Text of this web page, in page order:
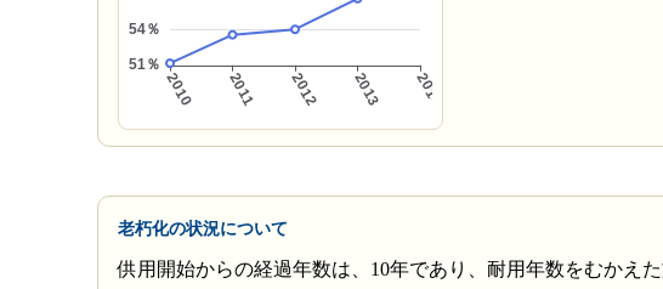
老朽化の状況について
供用開始からの経過年数は、10年であり、耐用年数をむかえた